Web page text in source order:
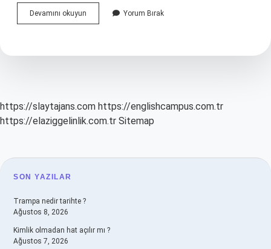
Devamını okuyun
Olsun
Islamda
Yorum Bırak
https://slaytajans.com https://englishcampus.com.tr
https://elaziggelinlik.com.tr Sitemap
SIDEBAR
SON YAZILAR
Trampa nedir tarihte ?
Ağustos 8, 2026
Kimlik olmadan hat açılır mı ?
Ağustos 7, 2026